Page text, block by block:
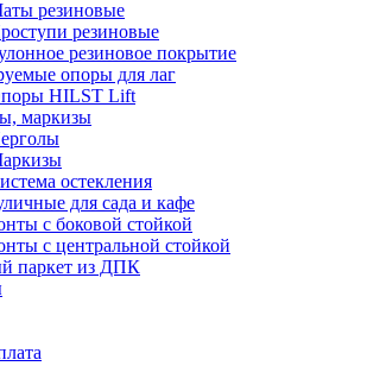
резиновые
резиновые
резиновое покрытие
опоры для лаг
HILST Lift
маркизы
остекления
для сада и кафе
с боковой стойкой
с центральной стойкой
паркет из ДПК